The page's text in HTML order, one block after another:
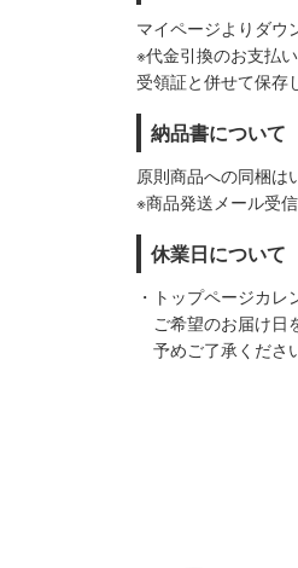
マイページよりダウ
※代金引換のお支払
受領証と併せて保存
納品書について
原則商品への同梱は
※商品発送メール受
休業日について
・トップページカ
ご希望のお届け日
予めご了承くださ